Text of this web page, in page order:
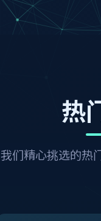
热
我们精心挑选的热